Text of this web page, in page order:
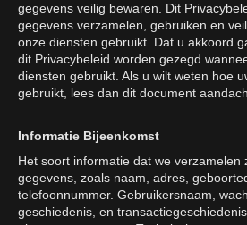
gegevens veilig bewaren. Dit
gegevens verzamelen, gebruiken en
onze diensten gebruikt. Dat u akkoord
dit Privacybeleid worden gezegd
diensten gebruikt. Als u wilt weten hoe
gebruikt, lees dan dit document
Informatie Bijeenkomst
Het soort informatie dat we verzamelen
gegevens, zoals naam, adres,
telefoonnummer. Gebruikersnaam,
geschiedenis, en